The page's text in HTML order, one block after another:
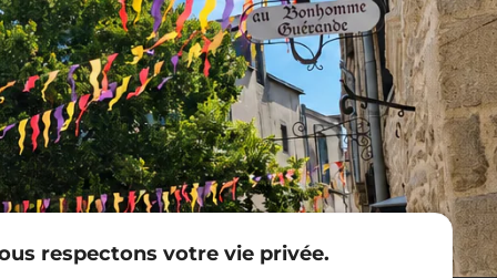
respectons votre vie privée.